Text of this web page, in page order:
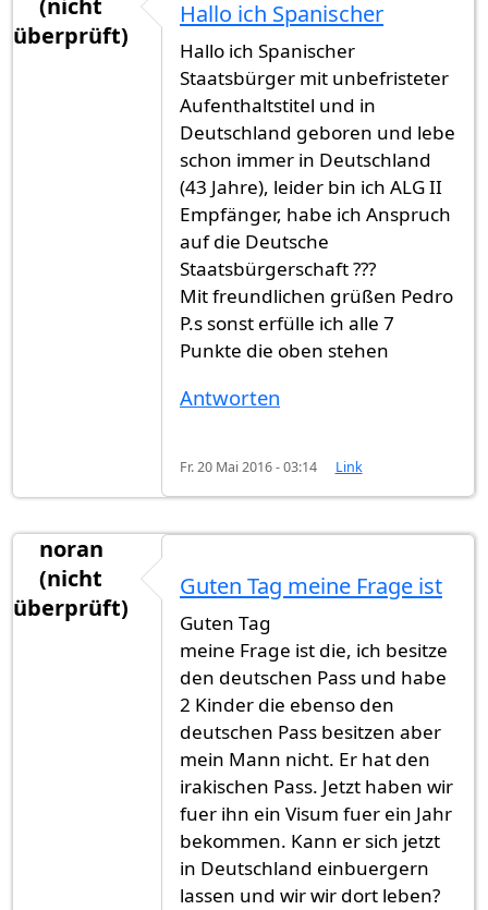
(nicht
überprüft)
Hallo ich Spanischer
Hallo ich Spanischer
Staatsbürger mit unbefristeter
Aufenthaltstitel und in
Deutschland geboren und lebe
schon immer in Deutschland
(43 Jahre), leider bin ich ALG II
Empfänger, habe ich Anspruch
auf die Deutsche
Staatsbürgerschaft ???
Mit freundlichen grüßen Pedro
P.s sonst erfülle ich alle 7
Punkte die oben stehen
Antworten
Fr. 20 Mai 2016 - 03:14 Link
noran
(nicht
überprüft)
Guten Tag meine Frage ist
Guten Tag
meine Frage ist die, ich besitze
den deutschen Pass und habe
2 Kinder die ebenso den
deutschen Pass besitzen aber
mein Mann nicht. Er hat den
irakischen Pass. Jetzt haben wir
fuer ihn ein Visum fuer ein Jahr
bekommen. Kann er sich jetzt
in Deutschland einbuergern
lassen und wir wir dort leben?